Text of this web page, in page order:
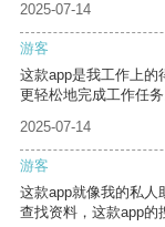
2025-07-14
游客
这款app是我工作上的
更轻松地完成工作任务
2025-07-14
游客
这款app就像我的私人
查找资料，这款app的